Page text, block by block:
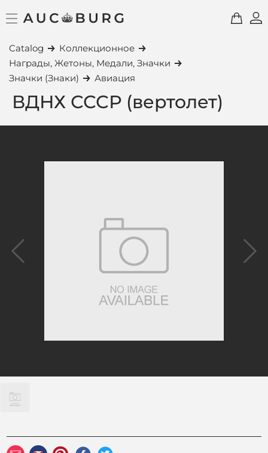
Catalog
Коллекционное
Награды, Жетоны, Медали, Значки
Значки (Знаки)
Авиация
ВДНХ СССР (вертолет)